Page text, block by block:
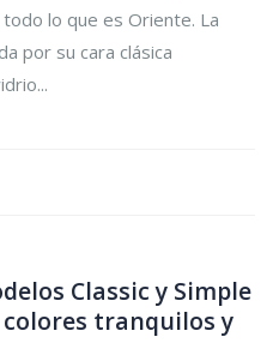
lo que es Oriente. La
por su cara clásica
Classic y Simple
colores tranquilos y